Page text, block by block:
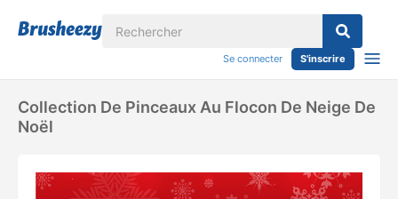
Se connecter S'inscrire
Collection De Pinceaux Au Flocon De Neige De
Noël